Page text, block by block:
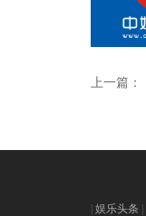
上一篇：
娱乐头条